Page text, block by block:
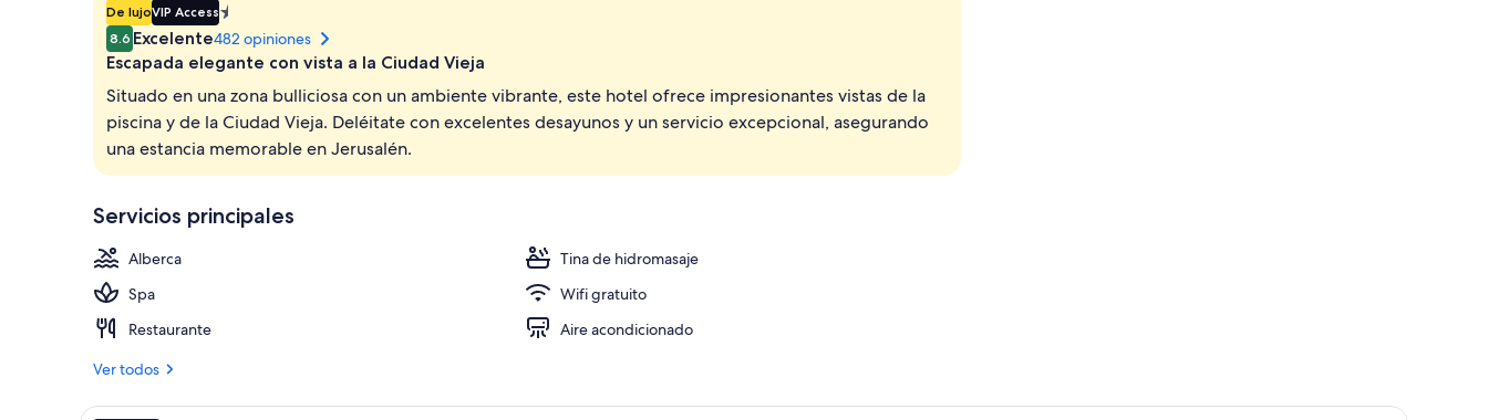
De lujoVIP AccessPropiedad
de
1.401298464324817E-
estrellas
8.6 Excelente482 opiniones
Escapada elegante con vista a la Ciudad Vieja
Situado en una zona bulliciosa con un ambiente vibrante, este hotel ofrece impresionantes vistas de la
piscina y de la Ciudad Vieja. Deléitate con excelentes desayunos y un servicio excepcional, asegurando
una estancia memorable en Jerusalén.
Servicios principales
Alberca
Tina de hidromasaje
Spa
Wifi gratuito
Restaurante
Aire acondicionado
Ver todos